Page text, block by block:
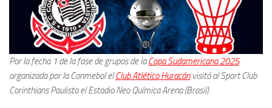
Por la fecha 1 de la fase de grupos de laCopa Sudamericana 2025
organizada por la Conmebol elClub Atlético Huracánvisitó al Sport Club
Corinthians Paulistael EstadioNeo Química Arena (Brasil).